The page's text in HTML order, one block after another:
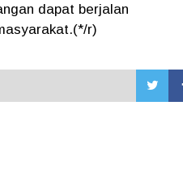
dapat berjalan
r)